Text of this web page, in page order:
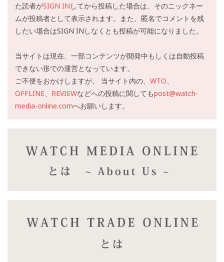
た読者がSIGN IN してから投稿した場合は、そのニックネー
ムが投稿者として表示されます。また、匿名でコメントを残
したい場合はSIGN INしなくとも投稿が可能になりました。
当サイトは現在、一部コンテンツが開発中もしくは自動投稿
できない形での運営となっています。
ご不便をおかけしますが、 当サイト内の、 WTO
OFFLINE
REVIEWなどへの投稿に関してもpost@watch-
media-online.comへお願いします。